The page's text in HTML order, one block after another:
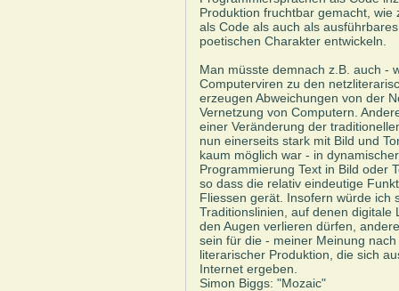
Produktion fruchtbar gemacht,
als Code als auch als
poetischen Charakter entwickeln.
Man müsste demnach z.B. auch -
Computerviren zu den
erzeugen Abweichungen von der
Vernetzung von Computern.
einer Veränderung der
nun einerseits stark mit Bild und
kaum möglich war - in
Programmierung Text in Bild oder
so dass die relativ eindeutige
Fliessen gerät. Insofern würde ich
Traditionslinien, auf denen
den Augen verlieren dürfen,
sein für die - meiner Meinung
literarischer Produktion, die sich
Internet ergeben.
Simon Biggs: "Mozaic"